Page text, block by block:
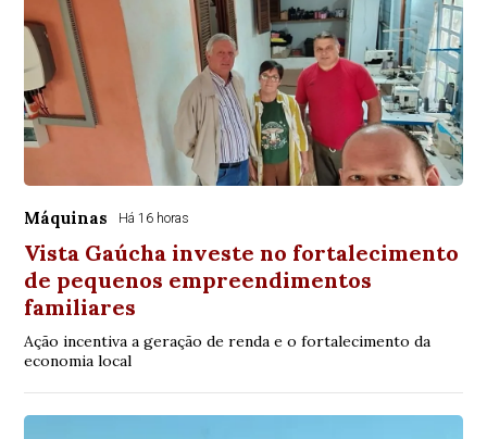
Máquinas Há 16 horas
Vista Gaúcha investe no fortalecimento
de pequenos empreendimentos
familiares
Ação incentiva a geração de renda e o fortalecimento da
economia local